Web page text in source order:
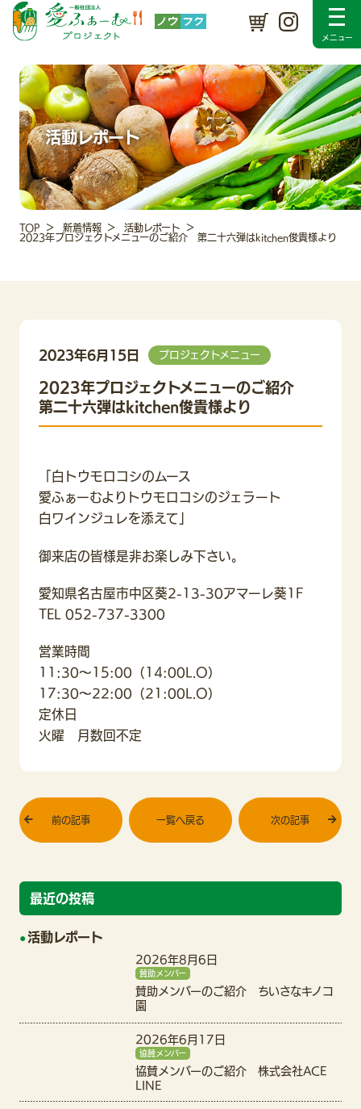
活動レポート
TOP 新着情報
活動レポート
2023年プロジェクトメニューのご紹介 第二十六弾はkitchen俊貴様より
2023年6月15日 プロジェクトメニュー
2023年プロジェクトメニューのご紹介
第二十六弾はkitchen俊貴様より
「白トウモロコシのムース
愛ふぁーむよりトウモロコシのジェラート
白ワインジュレを添えて」
御来店の皆様是非お楽しみ下さい。
愛知県名古屋市中区葵2-13-30アマーレ葵1F
TEL 052-737-3300
営業時間
11:30〜15:00（14:00L.O）
17:30〜22:00（21:00L.O）
定休日
火曜 月数回不定
前の記事 一覧へ戻る 次の記事
最近の投稿
活動レポート
2026年8月6日
賛助メンバー
賛助メンバーのご紹介 ちいさなキノコ
園
2026年6月17日
協賛メンバー
協賛メンバーのご紹介 株式会社ACE
LINE